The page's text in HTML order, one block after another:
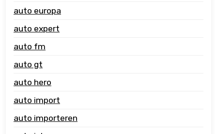
auto europa
auto expert
auto fm
auto gt
auto hero
auto import
auto importeren